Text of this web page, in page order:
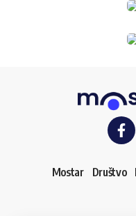
Mostar Društvo